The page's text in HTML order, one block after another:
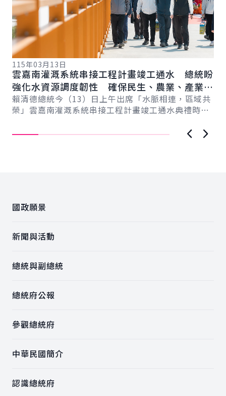
115年03月13日
雲嘉南灌溉系統串接工程計畫竣工通水 總統盼
強化水資源調度韌性 確保民生、農業、產業用
水穩定
賴清德總統今（13）日上午出席「水脈相連，區域共
榮」雲嘉南灌溉系統串接工程計畫竣工通水典禮時表
讓...
國政願景
新聞與活動
總統與副總統
總統府公報
參觀總統府
中華民國簡介
認識總統府